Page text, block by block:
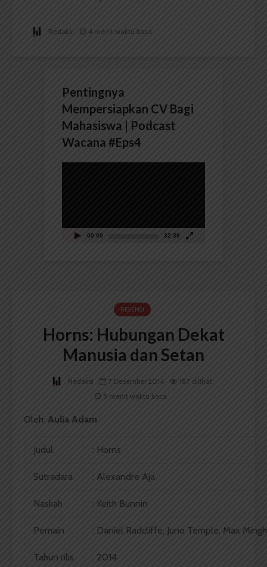
Redaksi 4 menit waktu baca
Pentingnya
Mempersiapkan CV Bagi
Mahasiswa | Podcast
Wacana #Eps4
00:00 32:39
RESENSI
Horns: Hubungan Dekat
Manusia dan Setan
Redaksi 7 Desember 2014
187 dilihat
5 menit waktu baca
Oleh: Aulia Adam
Judul : Horns
Sutradara : Alexandre Aja
Naskah : Keith Bunnin
Pemain : Daniel Radcliffe, Juno Temple, Max
Tahun rilis : 2014